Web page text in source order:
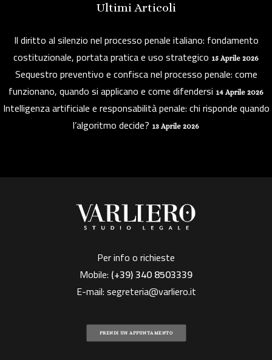
Ultimi Articoli
Il diritto al silenzio nel processo penale italiano: fondamento
costituzionale, portata pratica e uso strategico 15 Aprile 2026
Sequestro preventivo e confisca nel processo penale: come
funzionano, quando si applicano e come difendersi 14 Aprile 2026
Intelligenza artificiale e responsabilità penale: chi risponde quando
l’algoritmo decide? 13 Aprile 2026
Per info o richieste
Mobile: (+39)340 8503339
E-mail:segreteria@varliero.it
PRENDI UN APPUNTAMENTO